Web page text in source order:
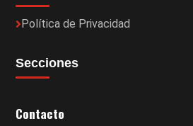
Política de Privacidad
Secciones
Contacto